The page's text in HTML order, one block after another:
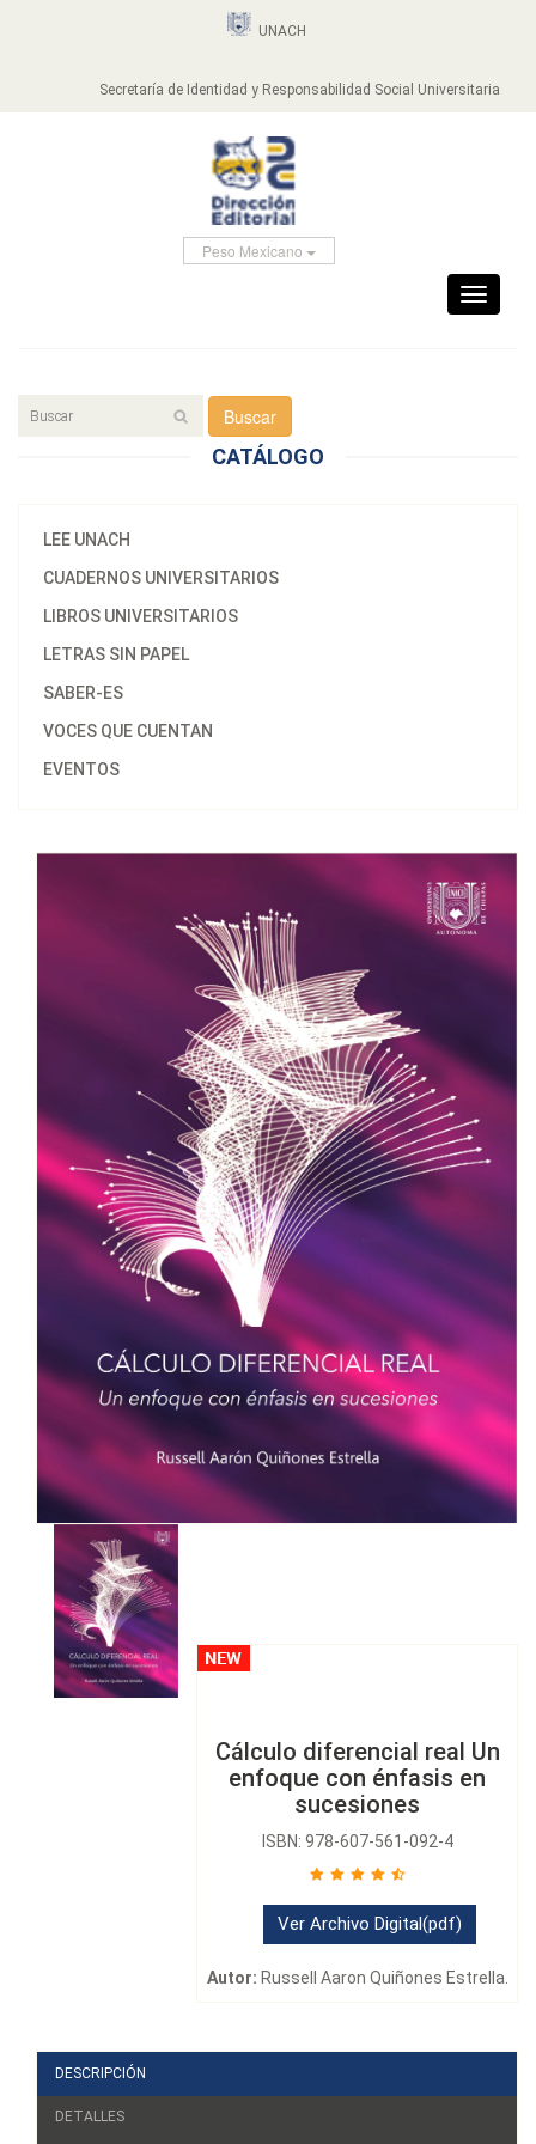
UNACH
Secretaría de Identidad y Responsabilidad Social Universitaria
Peso Mexicano
Toggle
Buscar
CATÁLOGO
LEE UNACH
CUADERNOS UNIVERSITARIOS
LIBROS UNIVERSITARIOS
LETRAS SIN PAPEL
SABER-ES
VOCES QUE CUENTAN
EVENTOS
Cálculo diferencial real Un
enfoque con énfasis en
sucesiones
ISBN: 978-607-561-092-4
Ver Archivo Digital(pdf)
Autor: Russell Aaron Quiñones Estrella.
DESCRIPCIÓN
DETALLES